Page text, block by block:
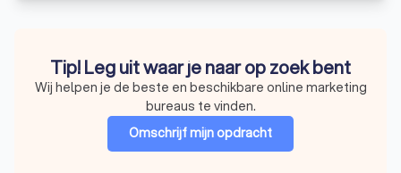
Tip! Leg uit waar je naar op zoek bent
Wij helpen je de beste en beschikbare online marketing
bureaus te vinden.
Omschrijf mijn opdracht